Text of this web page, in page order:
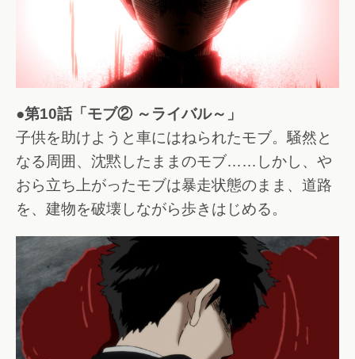
●第10話「モブ② ～ライバル～」
子供を助けようと車にはねられたモブ。騒然と
なる周囲、沈黙したままのモブ……しかし、や
おら立ち上がったモブは暴走状態のまま、道路
を、建物を破壊しながら歩きはじめる。